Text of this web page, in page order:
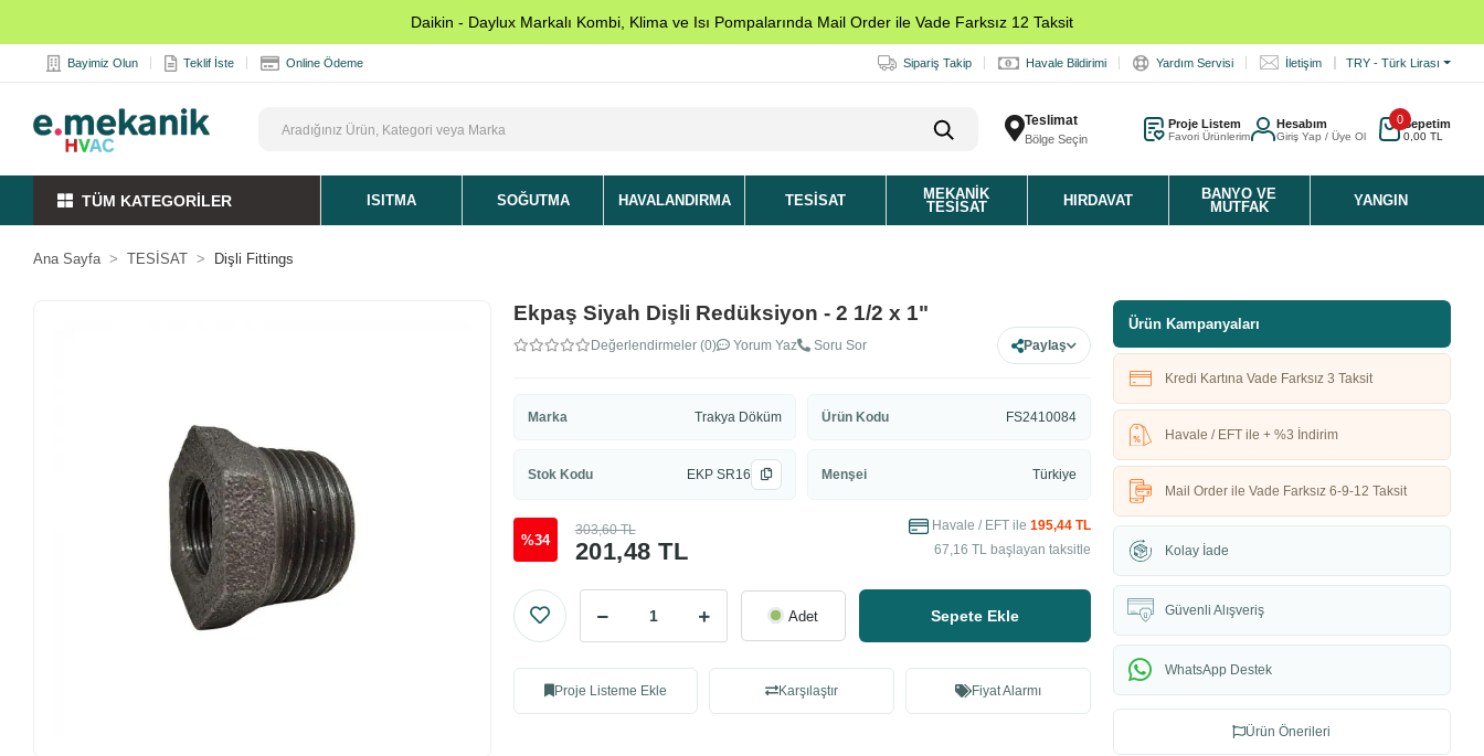
Daikin - Daylux Markalı Kombi, Klima ve Isı Pompalarında Mail Order ile Vade Farksız 12 Taksit
Bayimiz Olun Teklif İste Online Ödeme Sipariş Takip Havale Bildirimi Yardım Servisi İletişim TRY - Türk Lirası
Teslimat
Bölge Seçin
Proje Listem
Favori Ürünlerim
Hesabım
Giriş Yap / Üye Ol
0Sepetim
0,00 TL
TÜM KATEGORİLER ISITMA SOĞUTMA HAVALANDIRMA TESISAT
MEKANIK
TESISAT
HIRDAVAT
BANYO VE
MUTFAK
YANGIN
Ana Sayfa TESİSAT Dişli Fittings
Ekpaş Siyah Dişli Redüksiyon - 2 1/2 x 1"
Değerlendirmeler (0) Yorum Yaz Soru Sor Paylaş
Marka Trakya Döküm Ürün Kodu FS2410084
Stok Kodu EKP SR16 Menşei Türkiye
%34 201,48 TL
303,60 TL Havale / EFT ile 195,44 TL
67,16 TL başlayan taksitle
Adet Sepete Ekle
Proje Listeme Ekle Karşılaştır Fiyat Alarmı
Ürün Kampanyaları
Kredi Kartına Vade Farksız 3 Taksit
Havale / EFT ile + %3 İndirim
Mail Order ile Vade Farksız 6-9-12 Taksit
Kolay İade
Güvenli Alışveriş
WhatsApp Destek
Ürün Önerileri